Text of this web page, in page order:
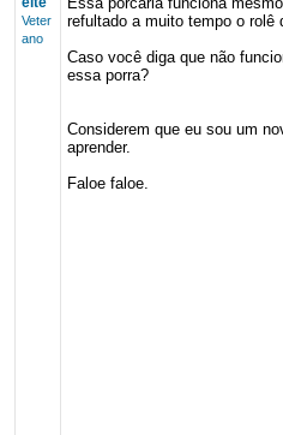
Veter
ano
refultado a muito tempo o rolê
Caso você diga que não
essa porra?
Considerem que eu sou um
aprender.
Faloe faloe.